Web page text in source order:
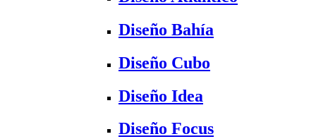
Diseño Bahía
Diseño Cubo
Diseño Idea
Diseño Focus